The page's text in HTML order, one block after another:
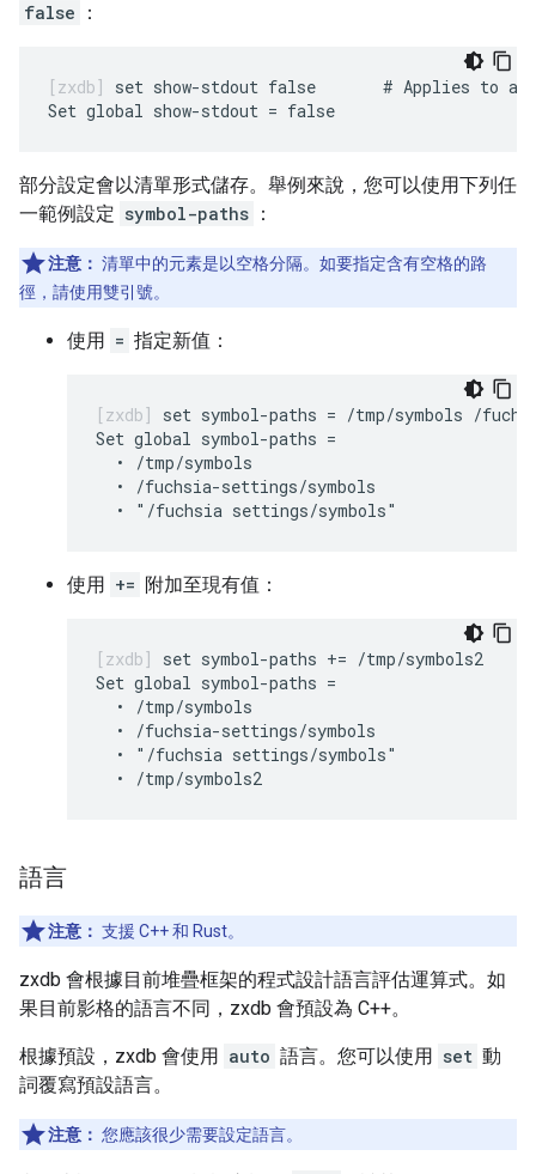
false
：
set show-stdout false       # Applies to all
部分設定會以清單形式儲存。舉例來說，您可以使用下列任
一範例設定 symbol-paths ：
注意： 清單中的元素是以空格分隔。如要指定含有空格的路
徑，請使用雙引號。
使用 = 指定新值：
set symbol-paths = /tmp/symbols /
Set global symbol-paths =
  • /tmp/symbols
  • /fuchsia-settings/symbols
使用 += 附加至現有值：
set symbol-paths += /tmp/symbols2
Set global symbol-paths =
  • /tmp/symbols
  • /fuchsia-settings/symbols
  • "/fuchsia settings/symbols"
語言
注意： 支援 C++ 和 Rust。
zxdb 會根據目前堆疊框架的程式設計語言評估運算式。如
果目前影格的語言不同，zxdb 會預設為 C++。
根據預設，zxdb 會使用 auto 語言。您可以使用 set 動
詞覆寫預設語言。
注意： 您應該很少需要設定語言。